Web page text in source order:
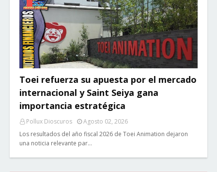
Toei refuerza su apuesta por el mercado
internacional y Saint Seiya gana
importancia estratégica
Pollux Dioscuros
Agosto 02, 2026
Los resultados del año fiscal 2026 de Toei Animation dejaron
una noticia relevante par…